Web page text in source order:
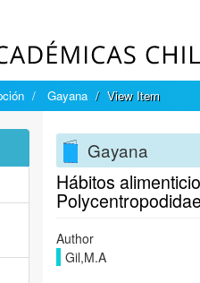
Gayana View Item
Gayana
Hábitos
Author
Gil,M.A